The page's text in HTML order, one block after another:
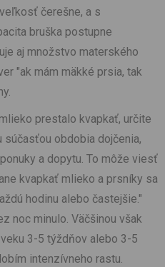
čerešne, a s
bruška postupne
aj množstvo materského
"ak mám mäkké prsia, tak
prestalo kvapkať, určite
súčasťou obdobia dojčenia,
a dopytu. To môže viesť
kvapkať mlieko a prsníky sa
hodinu alebo častejšie."
noc minulo. Väčšinou však
3-5 týždňov alebo 3-5
intenzívneho rastu.